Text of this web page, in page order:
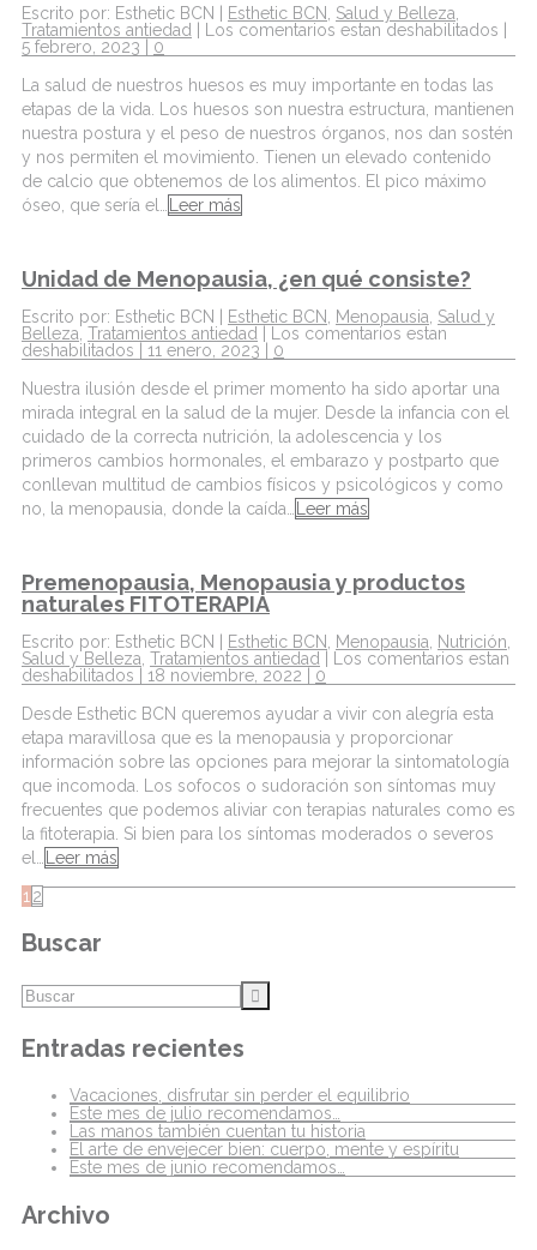
Escrito por: Esthetic BCN | Esthetic BCN Salud y Belleza
Tratamientos antiedad
Los comentarios estan deshabilitados
5 febrero, 2023 | 0
La salud de nuestros huesos es muy importante en todas las
etapas de la vida. Los huesos son nuestra estructura, mantienen
nuestra postura y el peso de nuestros órganos, nos dan sostén
y nos permiten el movimiento. Tienen un elevado contenido
de calcio que obtenemos de los alimentos. El pico máximo
óseo, que sería el…
Leer más
Unidad de Menopausia, ¿en qué consiste?
Escrito por: Esthetic BCN | Esthetic BCN Menopausia Salud y
Belleza Tratamientos antiedad
Los comentarios estan
deshabilitados | 11 enero, 2023 | 0
Nuestra ilusión desde el primer momento ha sido aportar una
mirada integral en la salud de la mujer. Desde la infancia con el
cuidado de la correcta nutrición, la adolescencia y los
primeros cambios hormonales, el embarazo y postparto que
conllevan multitud de cambios físicos y psicológicos y como
no, la menopausia, donde la caída…
Leer más
Premenopausia, Menopausia y productos
naturales FITOTERAPIA
Escrito por: Esthetic BCN | Esthetic BCN Menopausia Nutrición
Salud y Belleza Tratamientos antiedad
Los comentarios estan
deshabilitados | 18 noviembre, 2022 | 0
Desde Esthetic BCN queremos ayudar a vivir con alegría esta
etapa maravillosa que es la menopausia y proporcionar
información sobre las opciones para mejorar la sintomatología
que incomoda. Los sofocos o sudoración son síntomas muy
frecuentes que podemos aliviar con terapias naturales como es
la fitoterapia. Si bien para los síntomas moderados o severos
el…
Leer más
1 2
Buscar
Entradas recientes
Vacaciones, disfrutar sin perder el equilibrio
Este mes de julio recomendamos…
Las manos también cuentan tu historia
El arte de envejecer bien: cuerpo, mente y espíritu
Este mes de junio recomendamos…
Archivo